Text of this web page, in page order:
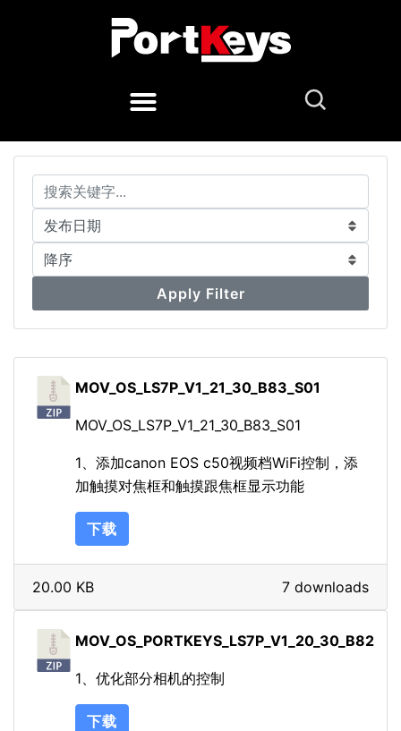
Apply Filter
MOV_OS_LS7P_V1_21_30_B83_S01
MOV_OS_LS7P_V1_21_30_B83_S01
1、添加canon EOS c50视频档WiFi控制，添
加触摸对焦框和触摸跟焦框显示功能
下载
7 downloads
20.00 KB
MOV_OS_PORTKEYS_LS7P_V1_20_30_B82
1、优化部分相机的控制
下载